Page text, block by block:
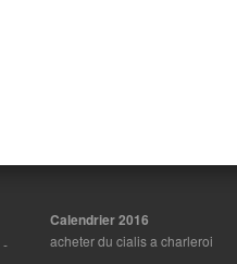
-
Calendrier 2016
acheter du cialis a charleroi